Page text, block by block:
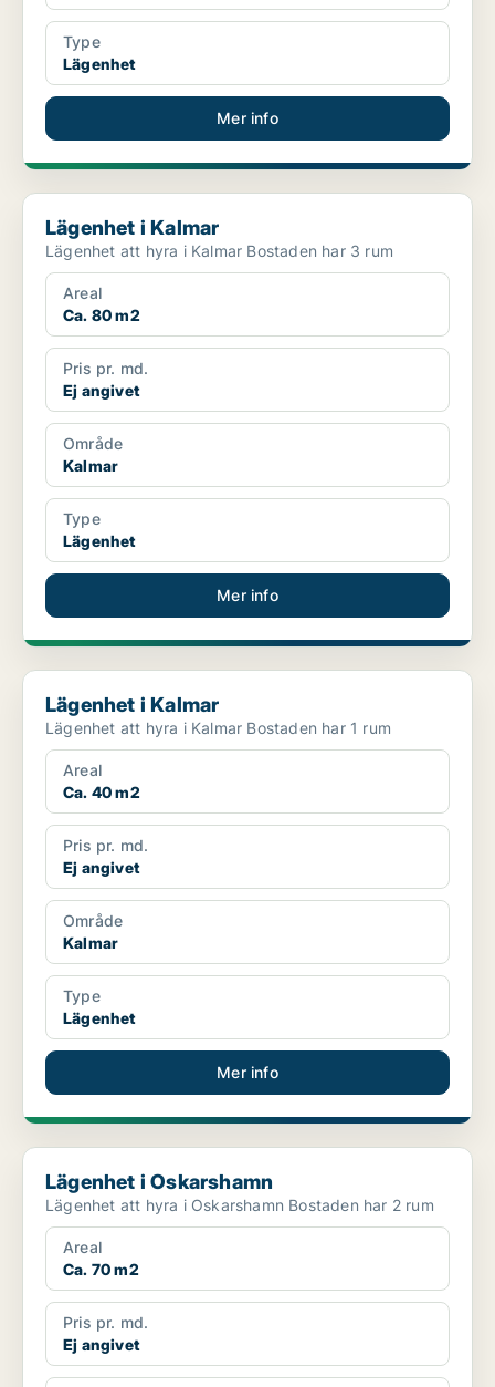
Type
Lägenhet
Mer info
Lägenhet i Kalmar
Lägenhet i Kalmar
Lägenhet att hyra i Kalmar Bostaden har 3 rum
Areal
Ca. 80 m2
Pris pr. md.
Ej angivet
Område
Kalmar
Type
Lägenhet
Mer info
Lägenhet i Kalmar
Lägenhet i Kalmar
Lägenhet att hyra i Kalmar Bostaden har 1 rum
Areal
Ca. 40 m2
Pris pr. md.
Ej angivet
Område
Kalmar
Type
Lägenhet
Mer info
Lägenhet i Oskarshamn
Lägenhet i Oskarshamn
Lägenhet att hyra i Oskarshamn Bostaden har 2 rum
Areal
Ca. 70 m2
Pris pr. md.
Ej angivet